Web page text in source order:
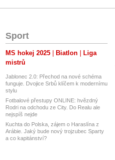
Sport
MS hokej 2025 Biatlon
Liga
mistrů
Jablonec 2.0: Přechod na nové schéma
funguje. Dvojice Srbů klíčem k modernímu
stylu
Fotbalové přestupy ONLINE: hvězdný
Rodri na odchodu ze City. Do Realu ale
nejspíš nejde
Kuchta do Polska, zájem o Haraslína z
Arábie. Jaký bude nový trojzubec Sparty
a co kapitánství?